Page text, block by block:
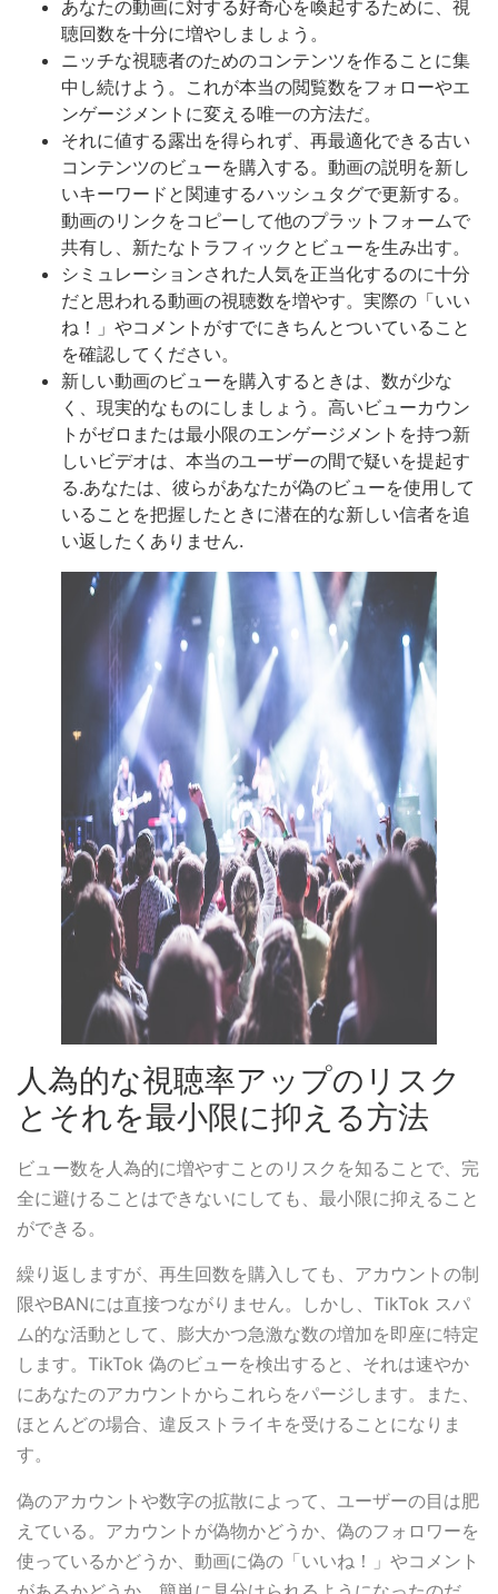
あなたの動画に対する好奇心を喚起するために、視
聴回数を十分に増やしましょう。
ニッチな視聴者のためのコンテンツを作ることに集
中し続けよう。これが本当の閲覧数をフォローやエ
ンゲージメントに変える唯一の方法だ。
それに値する露出を得られず、再最適化できる古い
コンテンツのビューを購入する。動画の説明を新し
いキーワードと関連するハッシュタグで更新する。
動画のリンクをコピーして他のプラットフォームで
共有し、新たなトラフィックとビューを生み出す。
シミュレーションされた人気を正当化するのに十分
だと思われる動画の視聴数を増やす。実際の「いい
ね！」やコメントがすでにきちんとついていること
を確認してください。
新しい動画のビューを購入するときは、数が少な
く、現実的なものにしましょう。高いビューカウン
トがゼロまたは最小限のエンゲージメントを持つ新
しいビデオは、本当のユーザーの間で疑いを提起す
る.あなたは、彼らがあなたが偽のビューを使用して
いることを把握したときに潜在的な新しい信者を追
い返したくありません.
人為的な視聴率アップのリスク
とそれを最小限に抑える方法
ビュー数を人為的に増やすことのリスクを知ることで、完
全に避けることはできないにしても、最小限に抑えること
ができる。
繰り返しますが、再生回数を購入しても、アカウントの制
限やBANには直接つながりません。しかし、TikTok スパ
ム的な活動として、膨大かつ急激な数の増加を即座に特定
します。TikTok 偽のビューを検出すると、それは速やか
にあなたのアカウントからこれらをパージします。また、
ほとんどの場合、違反ストライキを受けることになりま
す。
偽のアカウントや数字の拡散によって、ユーザーの目は肥
えている。アカウントが偽物かどうか、偽のフォロワーを
使っているかどうか、動画に偽の「いいね！」やコメント